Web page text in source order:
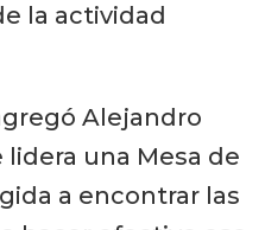
la actividad
Alejandro
lidera una Mesa de
a encontrar las